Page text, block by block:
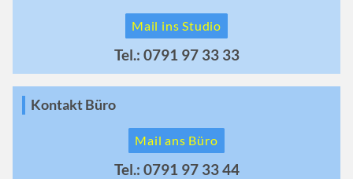
Mail ins Studio
Tel.: 0791 97 33 33
Kontakt Büro
Mail ans Büro
Tel.: 0791 97 33 44